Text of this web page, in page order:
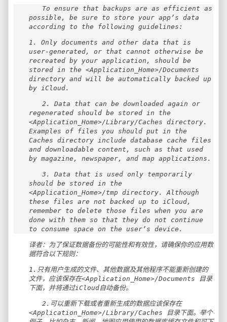
To ensure that backups are as efficient as
possible, be sure to store your app’s data
according to the following guidelines:
1. Only documents and other data that is
user-generated, or that cannot otherwise be
recreated by your application, should be
stored in the <Application_Home>/Documents
directory and will be automatically backed up
by iCloud.
2. Data that can be downloaded again or
regenerated should be stored in the
<Application_Home>/Library/Caches directory.
Examples of files you should put in the
Caches directory include database cache files
and downloadable content, such as that used
by magazine, newspaper, and map applications.
3. Data that is used only temporarily
should be stored in the
<Application_Home>/tmp directory. Although
these files are not backed up to iCloud,
remember to delete those files when you are
done with them so that they do not continue
to consume space on the user’s device.
译者：为了保证数据备份的可能性和有效性，请确保你的应用数
据符合以下规则：
1.只有用户生成的文件、其他数据及其他程序不能重新创建的
文件，应该保存在<Application_Home>/Documents 目录
下面，并将通过iCloud自动备份。
2.可以重新下载或者重新生成的数据应该保存在
<Application_Home>/Library/Caches 目录下面。举个